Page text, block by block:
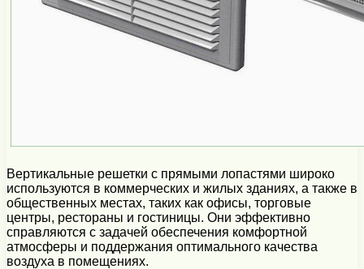
Вертикальные решетки с прямыми лопастями широко
используются в коммерческих и жилых зданиях, а также в
общественных местах, таких как офисы, торговые
центры, рестораны и гостиницы. Они эффективно
справляются с задачей обеспечения комфортной
атмосферы и поддержания оптимального качества
воздуха в помещениях.